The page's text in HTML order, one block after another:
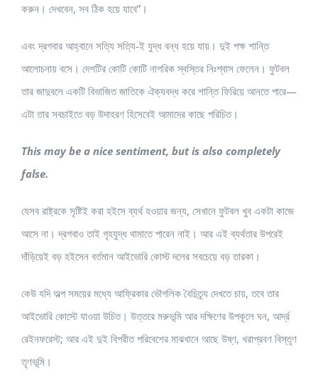
করুন। দেখবেন, সব ঠিক হয়ে যাবে”।
এবং দ্রগবার আহ্বানে সত্যি সত্যি-ই যুদ্ধ বন্ধ হয়ে যায়। দুই পক্ষ শান্তি
আলোচনায় বসে। দেশটির কোটি কোটি নাগরিক স্বস্তির নিঃশ্বাস ফেলেন। ফুটবল
তার জাদুবলে একটি বিভাজিত জাতিকে ঐক্যবদ্ধ করে শান্তি ফিরিয়ে আনতে পারে—
এটা তার সবচাইতে বড় উদাহরণ হিসেবেই আমাদের কাছে পরিচিত।
This may be a nice sentiment, but is also completely
false.
যেসব রাষ্ট্রকে সৃষ্টিই করা হইসে ব্যর্থ হওয়ার জন্য, সেখানে ফুটবল খুব একটা কাজে
আসে না। দ্রগবাও তাই গৃহযুদ্ধ থামাতে পারেন নাই। আর এই ব্যর্থতার উপরেই
দাঁড়িয়েই বড় হইসেন বর্তমান আইভোরি কোস্ট দলের সবচেয়ে বড় তারকা।
কেউ যদি অল্প সময়ের মধ্যে আফ্রিকার ভৌগলিক বৈচিত্র্য দেখতে চায়, তবে তার
আইভোরি কোস্টে যাওয়া উচিত। উত্তরে মরুভূমি আর দক্ষিণের উপকূলে ঘন, আর্দ্র
রেইনফরেস্ট; আর এই দুই বিপরীত পরিবেশের মাঝখানে আছে উষ্ণ, খরাপ্রবণ বিস্তৃণ
তৃণভূমি।